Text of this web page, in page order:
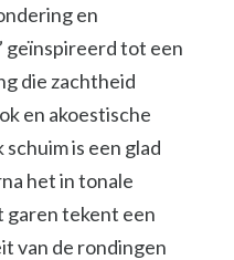
en
geïnspireerd tot een
die zachtheid
en akoestische
is een glad
het in tonale
garen tekent een
van de rondingen